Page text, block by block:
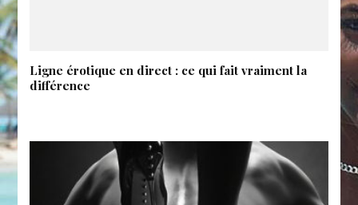
Ligne érotique en direct : ce qui fait vraiment la
différence